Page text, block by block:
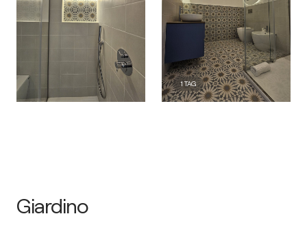
1 TAG
Giardino